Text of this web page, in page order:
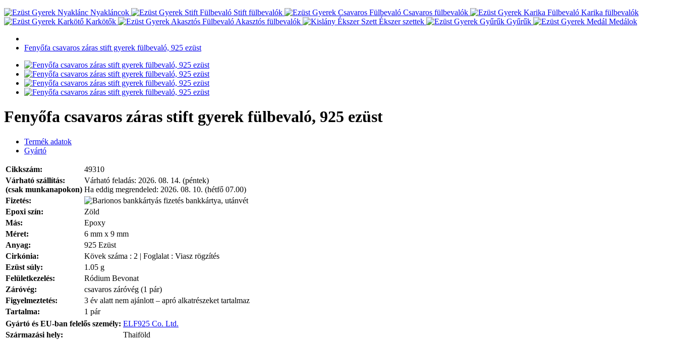
Nyakláncok
Stift fülbevalók Csavaros fülbevalók
Karika fülbevalók
Karkötők
Akasztós fülbevalók Ékszer szettek Gyűrűk Medálok
Fenyőfa csavaros záras stift gyerek fülbevaló, 925 ezüst
Fenyőfa csavaros záras stift gyerek fülbevaló, 925 ezüst
Termék adatok
Gyártó
Cikkszám:
49310
Várható szállítás:
(csak munkanapokon)
Várható feladás: 2026. 08. 14. (péntek)
Ha eddig megrendeled: 2026. 08. 10. (hétfő 07.00)
Fizetés:
bankkártya, utánvét
Epoxi szín:
Zöld
Más:
Epoxy
Méret:
6 mm x 9 mm
Anyag:
925 Ezüst
Cirkónia:
Kövek száma : 2 | Foglalat : Viasz rögzítés
Ezüst súly:
1.05 g
Felületkezelés:
Ródium Bevonat
Záróvég:
csavaros záróvég (1 pár)
Figyelmeztetés:
3 év alatt nem ajánlott – apró alkatrészeket tartalmaz
Tartalma:
1 pár
Gyártó és EU-ban felelős személy: ELF925 Co. Ltd.
Származási hely:
Thaiföld